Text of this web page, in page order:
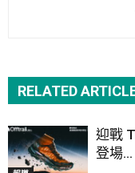
RELATED
迎戰
登場...